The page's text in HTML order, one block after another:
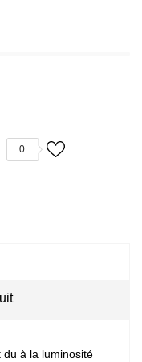
0
à la luminosité